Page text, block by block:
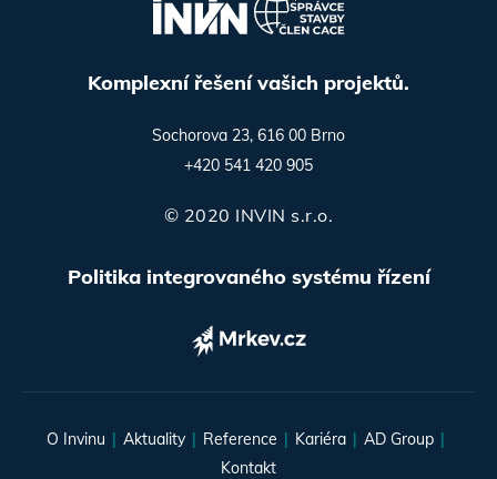
Komplexní řešení vašich projektů.
Sochorova 23, 616 00 Brno
+420 541 420 905
© 2020 INVIN s.r.o.
Politika integrovaného systému řízení
O Invinu Aktuality Reference Kariéra
AD Group
Kontakt